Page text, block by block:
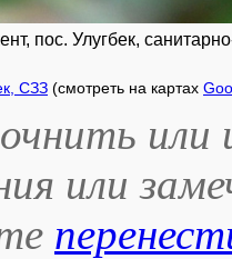
пос. Улугбек,
СЗЗ (смотреть на картах
или
или